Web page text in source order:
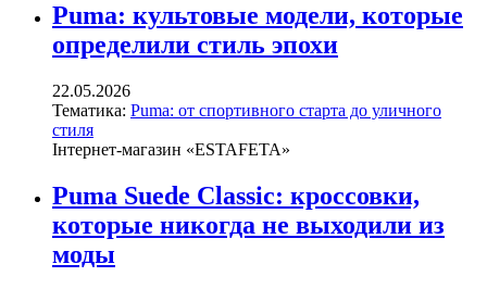
Puma: культовые модели, которые
определили стиль эпохи
22.05.2026
Тематика: Puma: от спортивного старта до уличного
стиля
Інтернет-магазин «ESTAFETA»
Puma Suede Classic: кроссовки,
которые никогда не выходили из
моды